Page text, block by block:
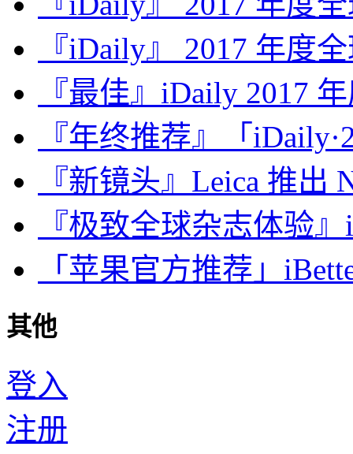
『iDaily』 2017 年度
『最佳』iDaily 2017
『年终推荐』「
『新镜头』Leica 推出
『极致全球杂志体验
「苹果官方推荐」
其他
登入
注册